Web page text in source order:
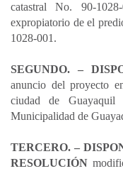
catastral No. 90-
expropiatorio de el
1028-001.
SEGUNDO. –
anuncio del proyecto
ciudad de
Municipalidad de
TERCERO. –
RESOLUCIÓN